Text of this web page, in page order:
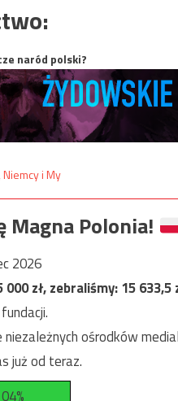
naród polski?
Magna Polonia!
2026
000zł, zebraliśmy:15 633,5
ośrodków
już od teraz.